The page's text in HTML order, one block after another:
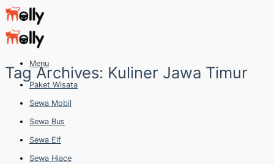
Skip
to
content
Menu
Paket Wisata
Sewa Mobil
Sewa Bus
Sewa Elf
Sewa Hiace
Tag Archives: Kuliner Jawa Timur